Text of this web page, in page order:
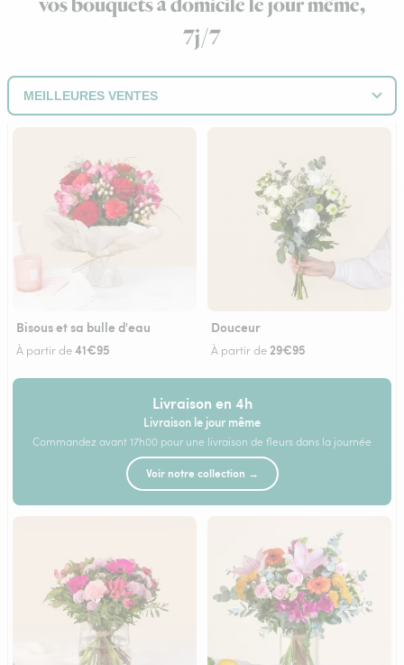
7j/7
Bisous et sa bulle d'eau
À partir de41€95
Douceur
À partir de29€95
Livraison en 4h
Livraison le jour même
Commandez avant 17h00 pour une livraison de fleurs dans la journée
Voir notre collection →